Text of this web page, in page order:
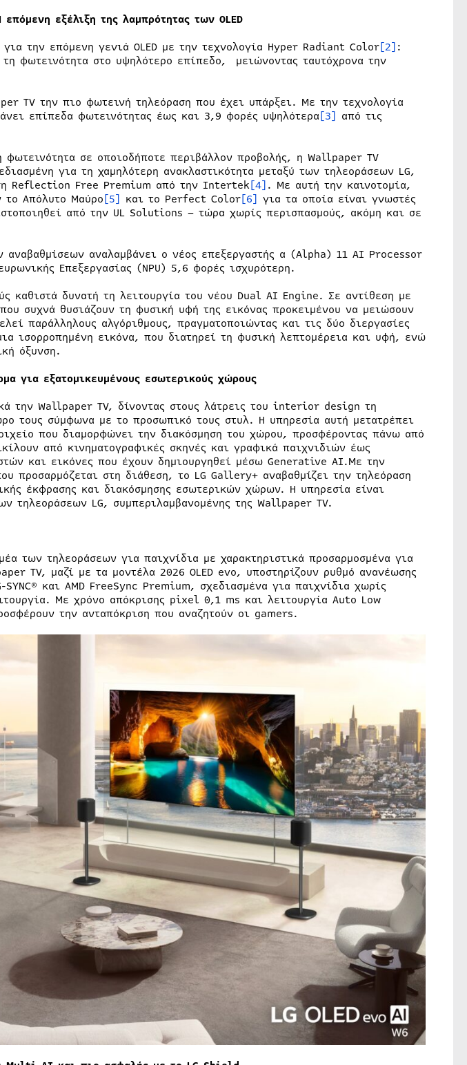
εξέλιξη της λαμπρότητας των OLED
την επόμενη γενιά OLED με την τεχνολογία Hyper Radiant Color[2]:
φωτεινότητα στο υψηλότερο επίπεδο, μειώνοντας ταυτόχρονα την
TV την πιο φωτεινή τηλεόραση που έχει υπάρξει. Με την τεχνολογία
επίπεδα φωτεινότητας έως και 3,9 φορές υψηλότερα[3] από τις
φωτεινότητα σε οποιοδήποτε περιβάλλον προβολής, η Wallpaper TV
για τη χαμηλότερη ανακλαστικότητα μεταξύ των τηλεοράσεων LG,
Reflection Free Premium από την Intertek[4]. Με αυτή την καινοτομία,
το Απόλυτο Μαύρο[5] και το Perfect Color[6] για τα οποία είναι γνωστές
από την UL Solutions – τώρα χωρίς περισπασμούς, ακόμη και σε
αναβαθμίσεων αναλαμβάνει ο νέος επεξεργαστής α (Alpha) 11 AI Processor
Επεξεργασίας (NPU) 5,6 φορές ισχυρότερη.
καθιστά δυνατή τη λειτουργία του νέου Dual AI Engine. Σε αντίθεση με
συχνά θυσιάζουν τη φυσική υφή της εικόνας προκειμένου να μειώσουν
παράλληλους αλγόριθμους, πραγματοποιώντας και τις δύο διεργασίες
ισορροπημένη εικόνα, που διατηρεί τη φυσική λεπτομέρεια και υφή, ενώ
όξυνση.
για εξατομικευμένους εσωτερικούς χώρους
την Wallpaper TV, δίνοντας στους λάτρεις του interior design τη
τους σύμφωνα με το προσωπικό τους στυλ. Η υπηρεσία αυτή μετατρέπει
που διαμορφώνει την διακόσμηση του χώρου, προσφέροντας πάνω από
από κινηματογραφικές σκηνές και γραφικά παιχνιδιών έως
και εικόνες που έχουν δημιουργηθεί μέσω Generative AI.Με την
προσαρμόζεται στη διάθεση, το LG Gallery+ αναβαθμίζει την τηλεόραση
έκφρασης και διακόσμησης εσωτερικών χώρων. Η υπηρεσία είναι
τηλεοράσεων LG, συμπεριλαμβανομένης της Wallpaper TV.
των τηλεοράσεων για παιχνίδια με χαρακτηριστικά προσαρμοσμένα για
TV, μαζί με τα μοντέλα 2026 OLED evo, υποστηρίζουν ρυθμό ανανέωσης
και AMD FreeSync Premium, σχεδιασμένα για παιχνίδια χωρίς
Με χρόνο απόκρισης pixel 0,1 ms και λειτουργία Auto Low
την ανταπόκριση που αναζητούν οι gamers.